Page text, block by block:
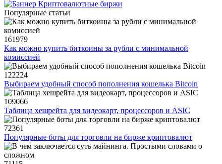
Популярные статьи
161979
Как можно купить биткоины за рубли с минимальной
комиссией
122224
Выбираем удобный способ пополнения кошелька Bitcoin
109066
Таблица хешрейта для видеокарт, процессоров и ASIC
72361
Популярные боты для торговли на бирже криптовалют